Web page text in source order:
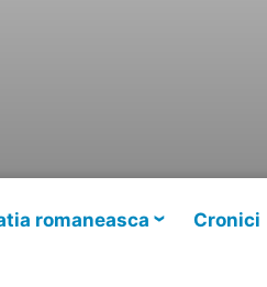
romaneasca Cronici